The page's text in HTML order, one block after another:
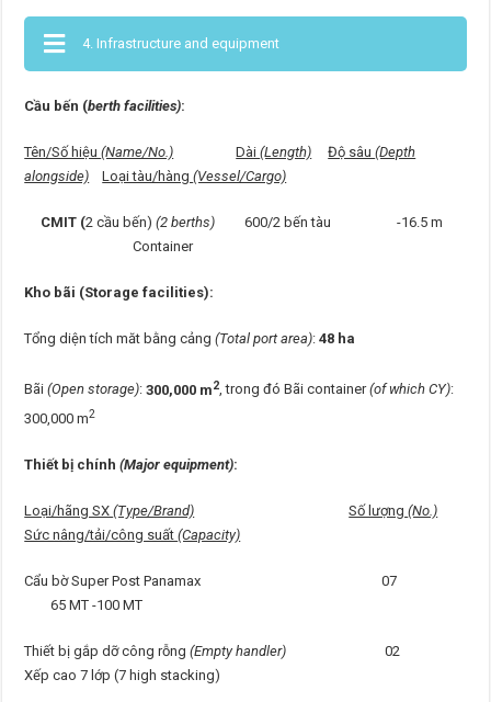
4. Infrastructure and equipment
Cầu bến (berth facilities):
Tên/Số hiệu(Name/No.) Dài(Length) Độ sâu(Depth
alongside)
Loại tàu/hàng(Vessel/Cargo)
CMIT (2 cầu bến)(2 berths)600/2 bến tàu -16.5 m
Container
Kho bãi (Storage facilities):
Tổng diện tích măt bằng cảng(Total port area):48 ha
Bãi(Open storage):300,000 m2, trong đó Bãi container(of which CY):
300,000 m2
Thiết bị chính(Major equipment):
Loại/hãng SX(Type/Brand) Số lượng(No.)
Sức nâng/tải/công suất(Capacity)
Cẩu bờ Super Post Panamax 07
65 MT -100 MT
Thiết bị gắp dỡ công rỗng(Empty handler) 02
Xếp cao 7 lớp (7 high stacking)